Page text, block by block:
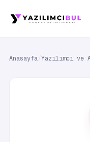
Anasayfa/Yazılımcı ve